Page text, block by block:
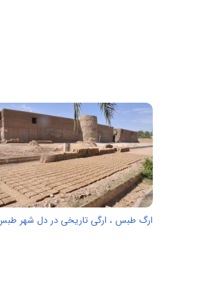
ارگ طبس ، ارگی تاریخی در دل شهر